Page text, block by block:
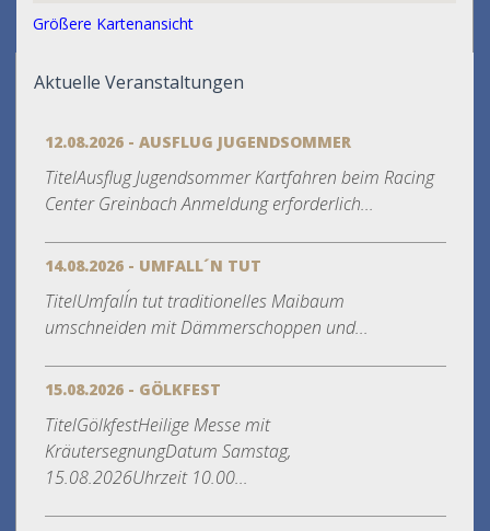
Größere Kartenansicht
Aktuelle Veranstaltungen
12.08.2026 - AUSFLUG JUGENDSOMMER
TitelAusflug Jugendsommer Kartfahren beim Racing
Center Greinbach Anmeldung erforderlich...
14.08.2026 - UMFALL´N TUT
TitelUmfall´n tut traditionelles Maibaum
umschneiden mit Dämmerschoppen und...
15.08.2026 - GÖLKFEST
TitelGölkfestHeilige Messe mit
KräutersegnungDatum Samstag,
15.08.2026Uhrzeit 10.00...